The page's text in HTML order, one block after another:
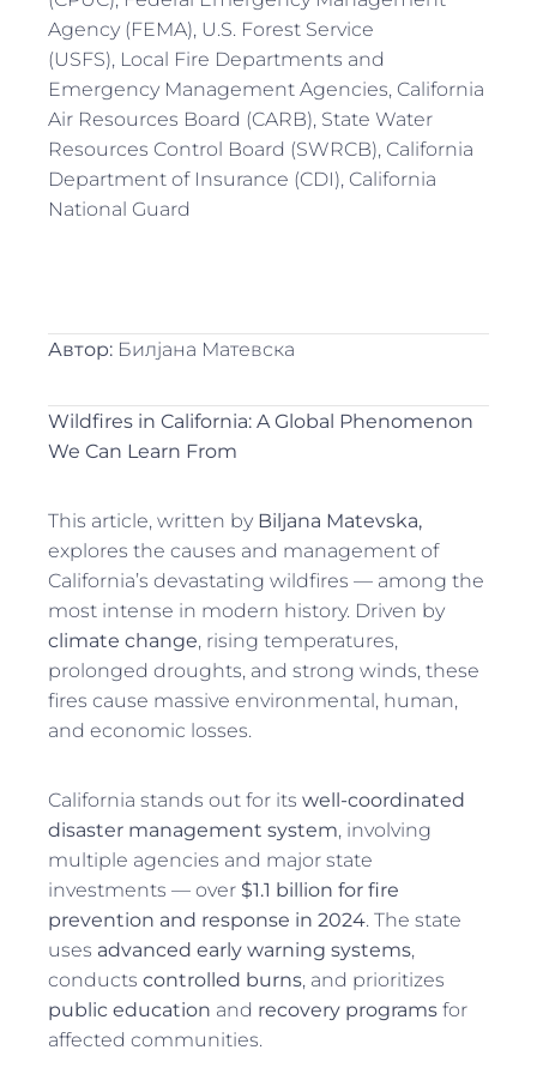
Agency (FEMA), U.S. Forest Service
(USFS), Local Fire Departments and
Emergency Management Agencies, California
Air Resources Board (CARB), State Water
Resources Control Board (SWRCB), California
Department of Insurance (CDI), California
National Guard
Автор: Билјана Матевска
Wildfires in California: A Global Phenomenon
We Can Learn From
This article, written by Biljana Matevska,
explores the causes and management of
California’s devastating wildfires — among the
most intense in modern history. Driven by
climate change, rising temperatures,
prolonged droughts, and strong winds, these
fires cause massive environmental, human,
and economic losses.
California stands out for itswell-coordinated
disaster management system, involving
multiple agencies and major state
investments — over $1.1 billion for fire
prevention and response in 2024. The state
uses advanced early warning systems,
conductscontrolled burns, and prioritizes
public education and recovery programs for
affected communities.